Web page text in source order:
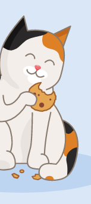
ja kietoudut
vailla olevaa
nimellä
on enemmän
kylpytakissa
lahja
kylpytakki